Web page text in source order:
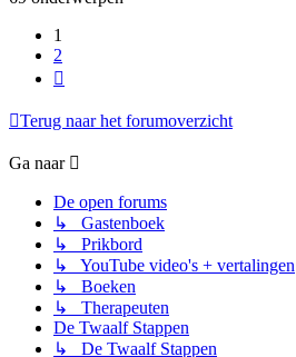
1
2
Terug naar het forumoverzicht
Ga naar
De open forums
↳ Gastenboek
↳ Prikbord
↳ YouTube video's + vertalingen
↳ Boeken
↳ Therapeuten
De Twaalf Stappen
↳ De Twaalf Stappen